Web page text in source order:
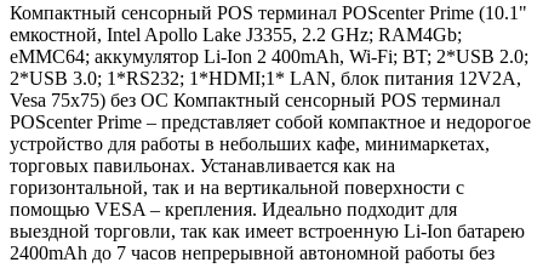
Компактный сенсорный POS терминал POScenter Prime (10.1"
емкостной, Intel Apollo Lake J3355, 2.2 GHz; RAM4Gb;
eMMC64; аккумулятор Li-Ion 2 400mAh, Wi-Fi; BT; 2*USB 2.0;
2*USB 3.0; 1*RS232; 1*HDMI;1* LAN, блок питания 12V2A,
Vesa 75х75) без ОС Компактный сенсорный POS терминал
POScenter Prime – представляет собой компактное и недорогое
устройство для работы в небольших кафе, минимаркетах,
торговых павильонах. Устанавливается как на
горизонтальной, так и на вертикальной поверхности с
помощью VESA – крепления. Идеально подходит для
выездной торговли, так как имеет встроенную Li-Ion батарею
2400mAh до 7 часов непрерывной автономной работы без